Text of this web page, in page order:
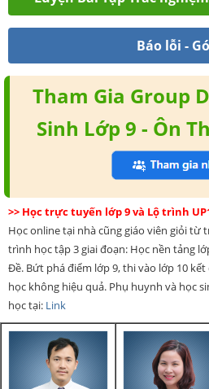
Báo lỗi -
Tham Gia Group
Sinh Lớp 9 - Ôn
>> Học trực tuyến lớp 9 và Lộ trình
Học online tại nhà cũng giáo viên giỏi từ
trình học tập 3 giai đoạn: Học nền tảng
Đề. Bứt phá điểm lớp 9, thi vào lớp 10
học không hiệu quả. Phụ huynh và học
học tại: Link